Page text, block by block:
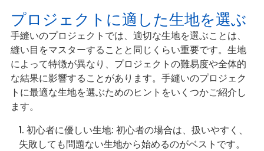
プロジェクトに適した生地を選ぶ
手縫いのプロジェクトでは、適切な生地を選ぶことは、
縫い目をマスターすることと同じくらい重要です。生地
によって特徴が異なり、プロジェクトの難易度や全体的
な結果に影響することがあります。手縫いのプロジェク
トに最適な生地を選ぶためのヒントをいくつかご紹介し
ます。
初心者に優しい生地: 初心者の場合は、扱いやすく、
失敗しても問題ない生地から始めるのがベストです。